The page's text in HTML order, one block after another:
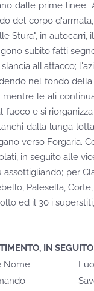
dalle prime
del corpo
Stura", in
subito fatti
all'attacco;
nel fondo della
le ali
e si
dalla lunga
verso Forgaria.
in seguito alle
per
Palesella,
ed il 30 i
IN
Nome